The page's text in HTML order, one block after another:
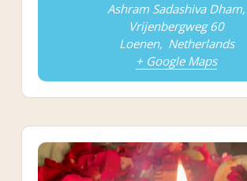
Ashram Sadashiva Dham,
Vrijenbergweg 60
Loenen, Netherlands
+ Google Maps